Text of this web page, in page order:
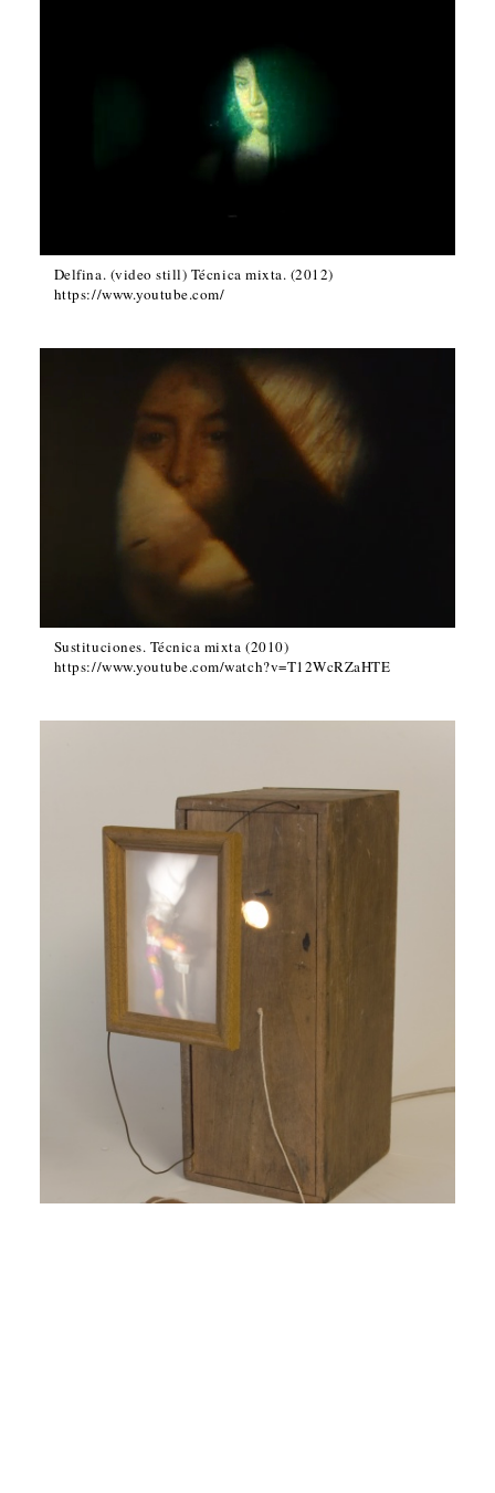
Delfina. (video still) Técnica mixta. (2012)
https://www.youtube.com/
Sustituciones. Técnica mixta (2010)
https://www.youtube.com/watch?v=T12WcRZaHTE